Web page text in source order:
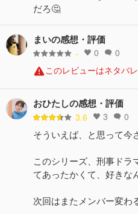
だろ🤔
まいの感想・評価
- 0 0
このレビューはネタバ
おひたしの感想・評価
3.6 3 0
そういえば、と思って今
このシリーズ、刑事ドラ
てあったかくて、好きな
次回はまたメンバー変わ